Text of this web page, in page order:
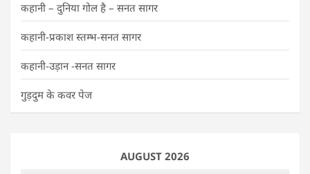
कहानी – दुनिया गोल है – सनत सागर
कहानी-प्रकाश स्तम्भ-सनत सागर
कहानी-उड़ान -सनत सागर
गुड़दुम के कवर पेज
AUGUST 2026